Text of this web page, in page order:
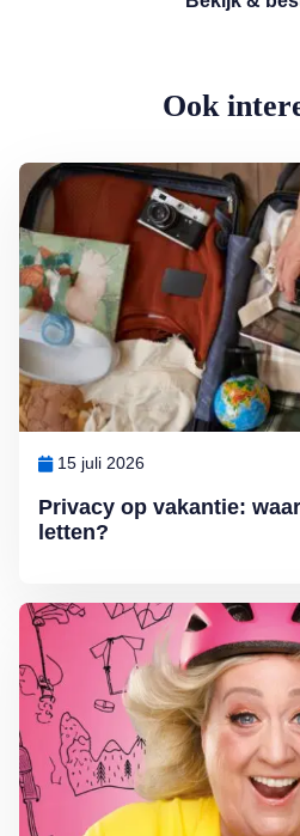
Ook
Privacy op vakantie:
letten?
15 juli 2026
Lees meer over Privacy op vakantie:
Lees meer over Comédienne